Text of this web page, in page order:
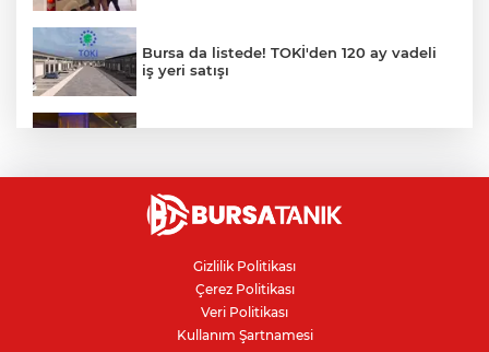
Bursa da listede! TOKİ'den 120 ay vadeli
iş yeri satışı
YENİ Parti'nin Bursa kurucu il yönetimi
belli oldu
Motorine yeni indirim geliyor
Gizlilik Politikası
Çerez Politikası
Veri Politikası
Kullanım Şartnamesi